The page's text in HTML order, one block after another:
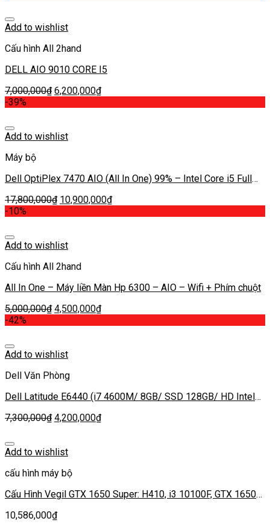
Add to wishlist
Cấu hình All 2hand
DELL AIO 9010 CORE I5
7,000,000₫ 6,200,000₫
-39%
Add to wishlist
Máy bộ
Dell OptiPlex 7470 AIO (All In One) 99% – Intel Core i5 Full
17,800,000₫ 10,900,000₫
-10%
Add to wishlist
Cấu hình All 2hand
All In One – Máy liền Màn Hp 6300 – AIO – Wifi + Phím chuột
5,000,000₫ 4,500,000₫
-42%
Add to wishlist
Dell Văn Phòng
Dell Latitude E6440 (i7 4600M/ 8GB/ SSD 128GB/ HD Intel
7,300,000₫ 4,200,000₫
Add to wishlist
cấu hình máy bộ
Cấu Hình Vegil GTX 1650 Super: H410, i3 10100F, GTX 1650
10,586,000₫